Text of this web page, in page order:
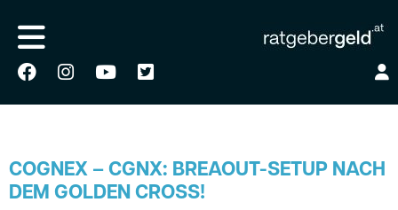
COGNEX – CGNX: BREAOUT-SETUP NACH
DEM GOLDEN CROSS!